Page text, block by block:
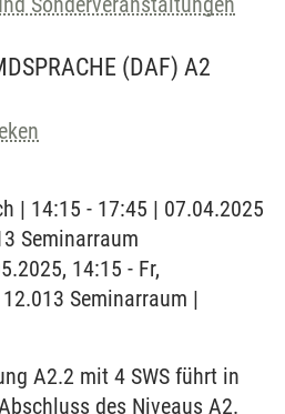
(DAF) A2
| 14:15 - 17:45 | 07.04.2025
Seminarraum
14:15 - Fr,
Seminarraum |
A2.2 mit 4 SWS führt in
des Niveaus A2.